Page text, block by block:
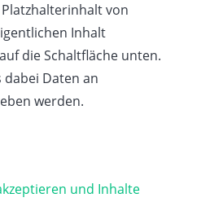
von
Inhalt
die Schaltfläche unten.
dabei Daten an
werden.
und Inhalte